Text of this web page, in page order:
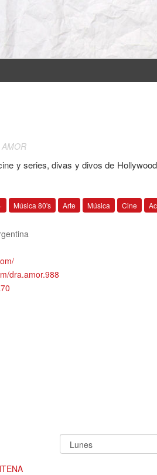
y series, divas y divos de
Música 80's Arte Música Cine
dra.amor.988